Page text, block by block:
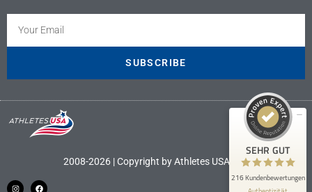
SUBSCRIBE
2008-2026 | Copyright by Athletes USA LLC
SEHR GUT
216 Kundenbewertungen
Empfehlungen auf
SEHR GUT
9
Bewertungen auf
ProvenExpert.com